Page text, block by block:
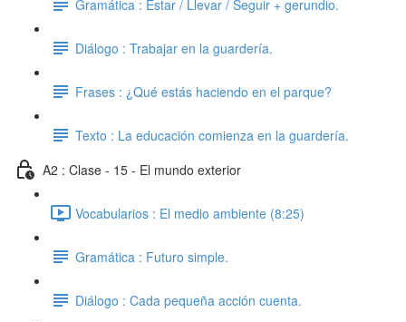
Gramática : Estar / Llevar / Seguir + gerundio.
Diálogo : Trabajar en la guardería.
Frases : ¿Qué estás haciendo en el parque?
Texto : La educación comienza en la guardería.
A2 : Clase - 15 - El mundo exterior
Vocabularios : El medio ambiente (8:25)
Gramática : Futuro simple.
Diálogo : Cada pequeña acción cuenta.